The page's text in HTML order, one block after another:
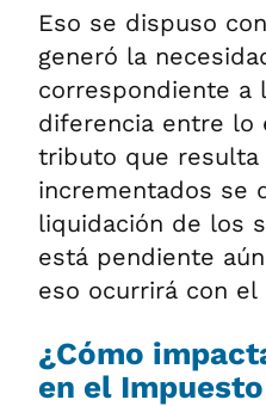
Eso se dispuso
generó la
correspondiente a
diferencia entre lo
tributo que resulta
incrementados se
liquidación de los
está pendiente
eso ocurrirá con
¿Cómo
en el